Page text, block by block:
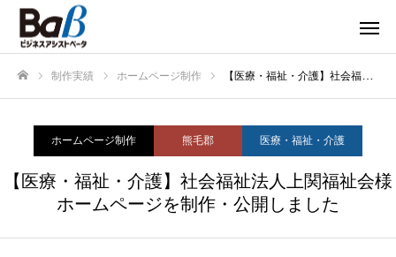
制作実績 ホームページ制作 【医療・福祉・介護】社会福祉法人上関福祉会様ホームページを制作・公開しました
ホームページ制作 熊毛郡 医療・福祉・介護
【医療・福祉・介護】社会福祉法人上関福祉会様
ホームページを制作・公開しました